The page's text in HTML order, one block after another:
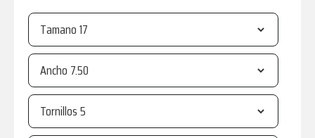
Tamano
Ancho
Tornillos